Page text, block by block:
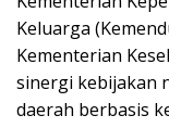
Keluarga
Kementerian
sinergi kebijakan
daerah berbasis